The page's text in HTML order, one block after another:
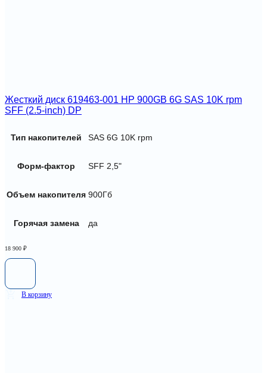
Жесткий диск 619463-001 HP 900GB 6G SAS 10K rpm
SFF (2.5-inch) DP
Тип накопителей SAS 6G 10K rpm
Форм-фактор SFF 2,5"
Объем накопителя 900Гб
Горячая замена да
18 900 ₽
В корзину